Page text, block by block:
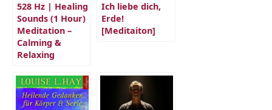
528 Hz | Healing
Sounds (1 Hour)
Meditation –
Calming &
Relaxing
Ich liebe dich,
Erde!
[Meditaiton]